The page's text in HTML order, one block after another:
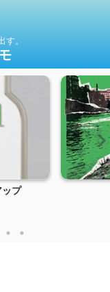
。
プ